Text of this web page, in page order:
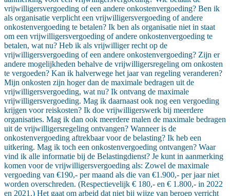
vrijwilligersvergoeding of een andere onkostenvergoeding? Ben ik
als organisatie verplicht een vrijwilligersvergoeding of andere
onkostenvergoeding te betalen? Ik ben als organisatie niet in staat
om een vrijwilligersvergoeding of andere onkostenvergoeding te
betalen, wat nu? Heb ik als vrijwilliger recht op de
vrijwilligersvergoeding of een andere onkostenvergoeding? Zijn er
andere mogelijkheden behalve de vrijwilligersregeling om onkosten
te vergoeden? Kan ik halverwege het jaar van regeling veranderen?
Mijn onkosten zijn hoger dan de maximale bedragen uit de
vrijwilligersvergoeding, wat nu? Ik ontvang de maximale
vrijwilligersvergoeding. Mag ik daarnaast ook nog een vergoeding
krijgen voor reiskosten? Ik doe vrijwilligerswerk bij meerdere
organisaties. Mag ik dan ook meerdere malen de maximale bedragen
uit de vrijwilligersregeling ontvangen? Wanneer is de
onkostenvergoeding aftrekbaar voor de belasting? Ik heb een
uitkering. Mag ik toch een onkostenvergoeding ontvangen? Waar
vind ik alle informatie bij de Belastingdienst? Je kunt in aanmerking
komen voor de vrijwilligersvergoeding als: Zowel de maximale
vergoeding van €190,- per maand als die van €1.900,- per jaar niet
worden overschreden. (Respectievelijk € 180,- en € 1.800,- in 2022
en 2021.) Het gaat om arbeid dat niet bij wijze van beroep verricht